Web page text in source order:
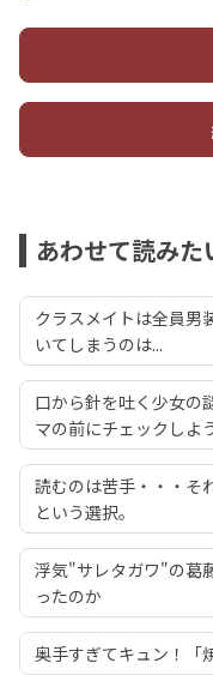
あわせて読みた
クラスメイトは全員
いてしまうのは...
口から針を吐く少女の
マの前にチェックしよ
読むのは苦手・・・そ
という選択。
浮気"サレタガワ"の葛
ったのか
奥手すぎてキュン！「